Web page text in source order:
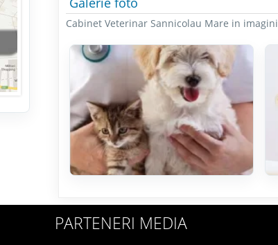
Cabinet Veterinar Sannicolau Mare in imagini
PARTENERI MEDIA